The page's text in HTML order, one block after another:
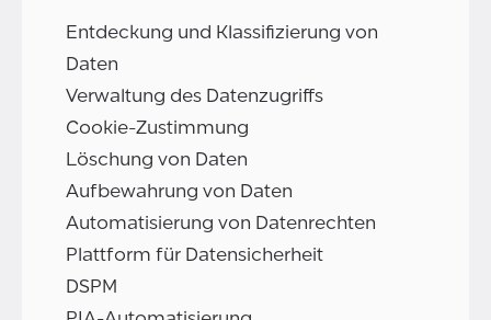
Entdeckung und Klassifizierung von
Daten
Verwaltung des Datenzugriffs
Cookie-Zustimmung
Löschung von Daten
Aufbewahrung von Daten
Automatisierung von Datenrechten
Plattform für Datensicherheit
DSPM